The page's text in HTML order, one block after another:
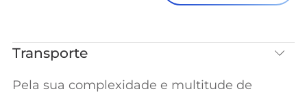
Transporte
Pela sua complexidade e multitude de